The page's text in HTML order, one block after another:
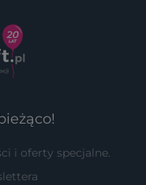
i oferty specjalne.